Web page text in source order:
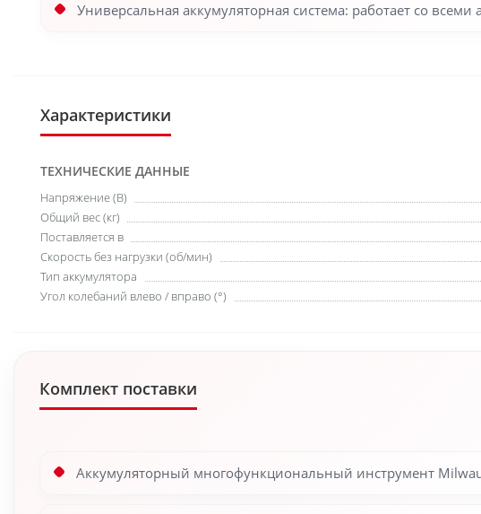
Универсальная аккумуляторная система: работает со
Характеристики
ТЕХНИЧЕСКИЕ ДАННЫЕ
Напряжение (В)
Общий вес (кг)
Поставляется в
Скорость без нагрузки (об/мин)
Тип аккумулятора
Угол колебаний влево / вправо (°)
Комплект поставки
Аккумуляторный многофункциональный инструмент